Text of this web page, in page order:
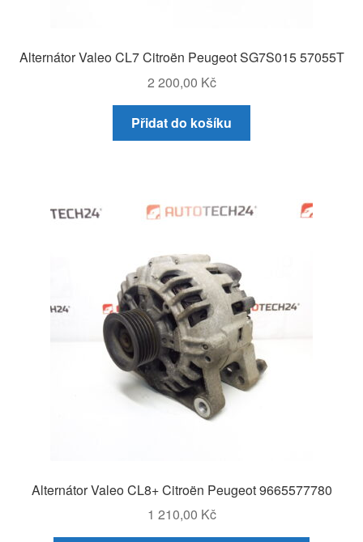
Alternátor Valeo CL7 Citroën Peugeot SG7S015 57055T
2 200,00 Kč
Přidat do košíku
Alternátor Valeo CL8+ Citroën Peugeot 9665577780
1 210,00 Kč